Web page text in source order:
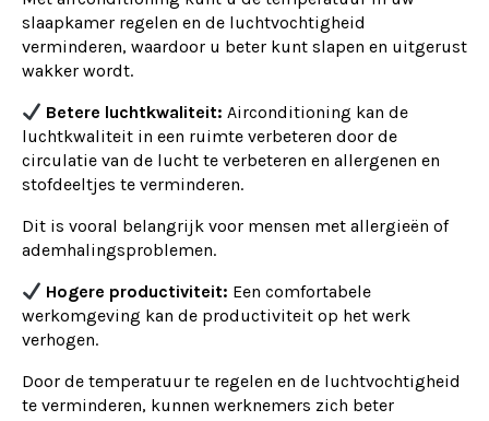
slaapkamer regelen en de luchtvochtigheid
verminderen, waardoor u beter kunt slapen en uitgerust
wakker wordt.
Betere luchtkwaliteit: Airconditioning kan de
luchtkwaliteit in een ruimte verbeteren door de
circulatie van de lucht te verbeteren en allergenen en
stofdeeltjes te verminderen.
Dit is vooral belangrijk voor mensen met allergieën of
ademhalingsproblemen.
Hogere productiviteit: Een comfortabele
werkomgeving kan de productiviteit op het werk
verhogen.
Door de temperatuur te regelen en de luchtvochtigheid
te verminderen, kunnen werknemers zich beter